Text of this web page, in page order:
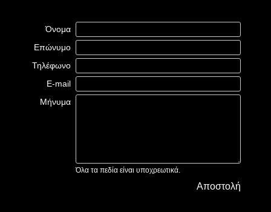
Όνομα
Επώνυμο
Τηλέφωνο
E-mail
Μήνυμα
Όλα τα πεδία είναι υποχρεωτικά.
Αποστολή